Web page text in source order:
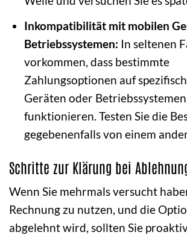
Inkompatibilität mit mobilen
Betriebssystemen: In seltenen
vorkommen, dass bestimmte
Zahlungsoptionen auf
Geräten oder
funktionieren. Testen Sie die
gegebenenfalls von einem
Schritte zur Klärung bei
Wenn Sie mehrmals versucht
Rechnung zu nutzen, und die
abgelehnt wird, sollten Sie